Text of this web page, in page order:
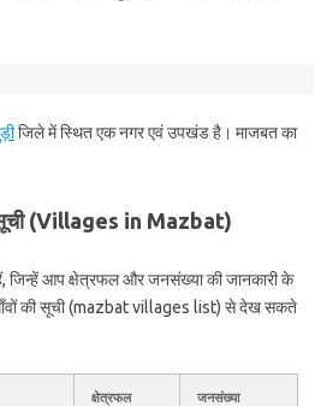
जिले में स्थित एक नगर एवं उपखंड है। माजबत का
(Villages in Mazbat)
आप क्षेत्रफल और जनसंख्या की जानकारी के
की सूची (mazbat villages list) से देख सकते
क्षेत्रफल
जनसंख्या